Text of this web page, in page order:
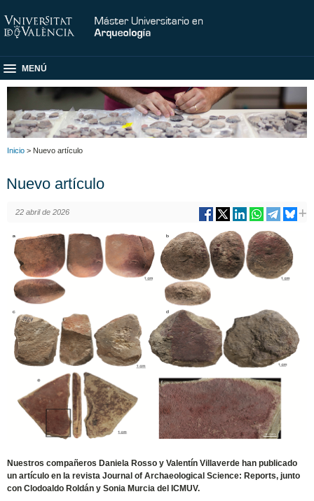
MENÚ
Inicio > Nuevo artículo
Nuevo artículo
22 abril de 2026
Nuestros compañeros Daniela Rosso y Valentín Villaverde han publicado
un artículo en la revista Journal of Archaeological Science: Reports, junto
con Clodoaldo Roldán y Sonia Murcia del ICMUV.